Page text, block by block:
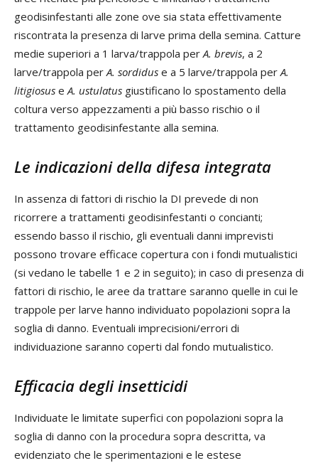
geodisinfestanti alle zone ove sia stata effettivamente
riscontrata la presenza di larve prima della semina. Catture
medie superiori a 1 larva/trappola perA. brevis, a 2
larve/trappola perA. sordidus e a 5 larve/trappola perA.
litigiosus eA. ustulatus giustificano lo spostamento della
coltura verso appezzamenti a più basso rischio o il
trattamento geodisinfestante alla semina.
Le indicazioni della difesa integrata
In assenza di fattori di rischio la DI prevede di non
ricorrere a trattamenti geodisinfestanti o concianti;
essendo basso il rischio, gli eventuali danni imprevisti
possono trovare efficace copertura con i fondi mutualistici
(si vedano le tabelle 1 e 2 in seguito); in caso di presenza di
fattori di rischio, le aree da trattare saranno quelle in cui le
trappole per larve hanno individuato popolazioni sopra la
soglia di danno. Eventuali imprecisioni/errori di
individuazione saranno coperti dal fondo mutualistico.
Efficacia degli insetticidi
Individuate le limitate superfici con popolazioni sopra la
soglia di danno con la procedura sopra descritta, va
evidenziato che le sperimentazioni e le estese